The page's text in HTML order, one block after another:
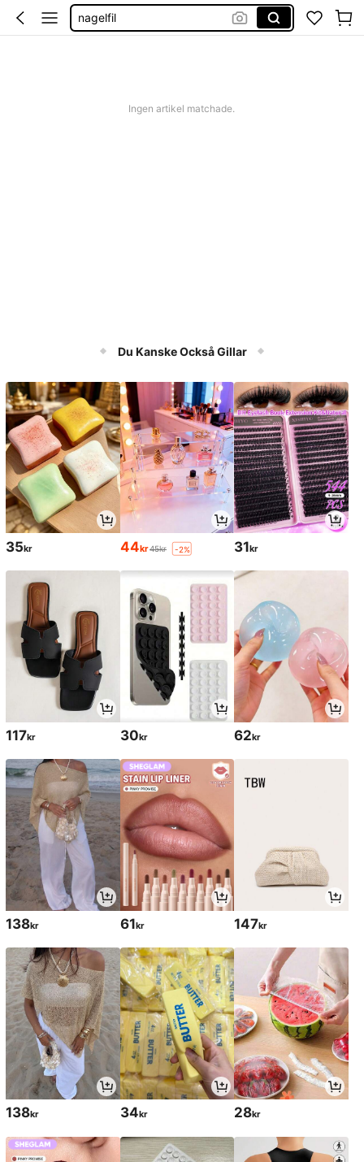
nagelfil
Ingen artikel matchade.
Du Kanske Också Gillar
35kr 44kr45kr -2% 31kr
117kr 30kr 62kr
138kr 61kr 147kr
138kr 34kr 28kr